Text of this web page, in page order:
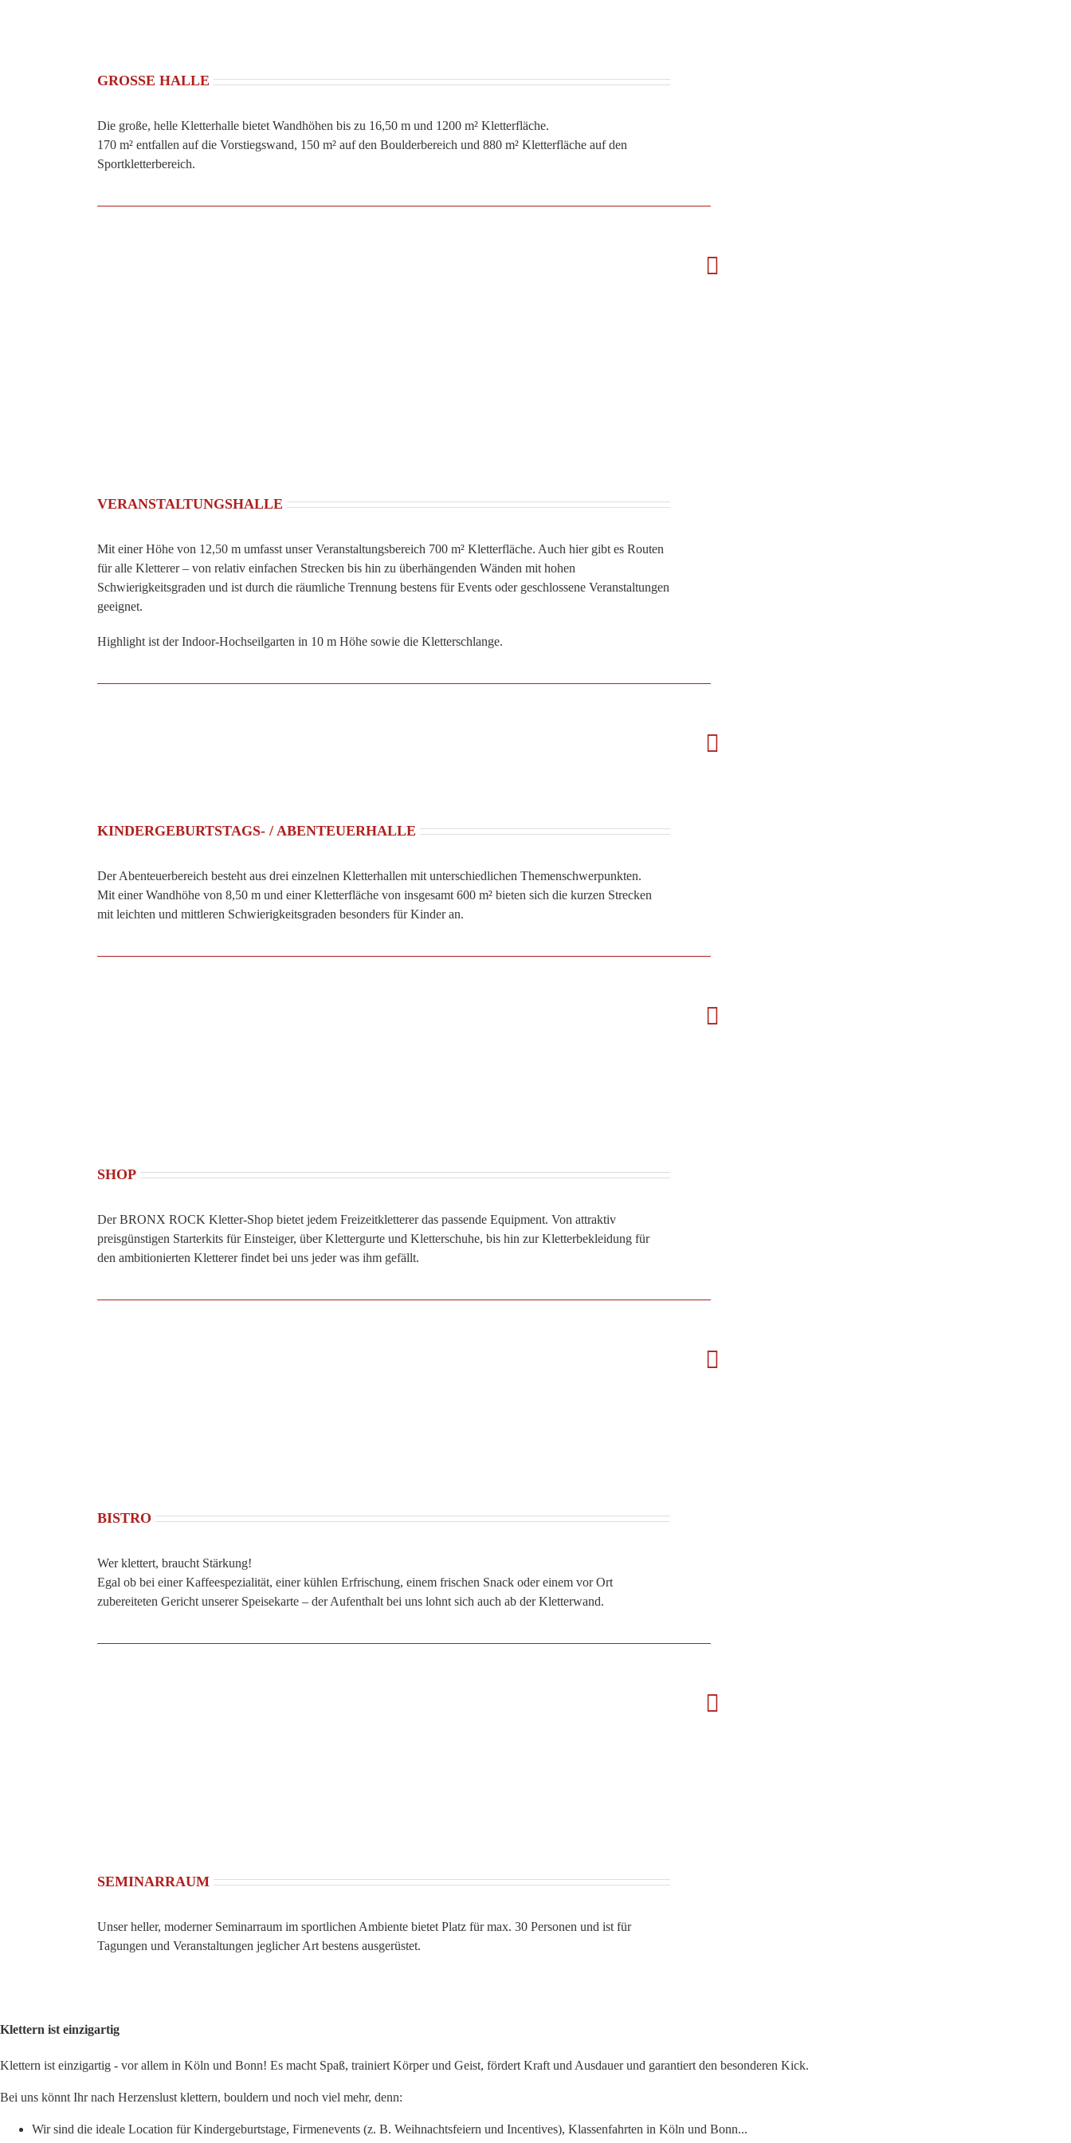
GROSSE HALLE
Die große, helle Kletterhalle bietet Wandhöhen bis zu 16,50 m und 1200 m² Kletterfläche.
170 m² entfallen auf die Vorstiegswand, 150 m² auf den Boulderbereich und 880 m² Kletterfläche auf den
Sportkletterbereich.
VERANSTALTUNGSHALLE
Mit einer Höhe von 12,50 m umfasst unser Veranstaltungsbereich 700 m² Kletterfläche. Auch hier gibt es Routen
für alle Kletterer – von relativ einfachen Strecken bis hin zu überhängenden Wänden mit hohen
Schwierigkeitsgraden und ist durch die räumliche Trennung bestens für Events oder geschlossene Veranstaltungen
geeignet.
Highlight ist der Indoor-Hochseilgarten in 10 m Höhe sowie die Kletterschlange.
KINDERGEBURTSTAGS- / ABENTEUERHALLE
Der Abenteuerbereich besteht aus drei einzelnen Kletterhallen mit unterschiedlichen Themenschwerpunkten.
Mit einer Wandhöhe von 8,50 m und einer Kletterfläche von insgesamt 600 m² bieten sich die kurzen Strecken
mit leichten und mittleren Schwierigkeitsgraden besonders für Kinder an.
SHOP
Der BRONX ROCK Kletter-Shop bietet jedem Freizeitkletterer das passende Equipment. Von attraktiv
preisgünstigen Starterkits für Einsteiger, über Klettergurte und Kletterschuhe, bis hin zur Kletterbekleidung für
den ambitionierten Kletterer findet bei uns jeder was ihm gefällt.
BISTRO
Wer klettert, braucht Stärkung!
Egal ob bei einer Kaffeespezialität, einer kühlen Erfrischung, einem frischen Snack oder einem vor Ort
zubereiteten Gericht unserer Speisekarte – der Aufenthalt bei uns lohnt sich auch ab der Kletterwand.
SEMINARRAUM
Unser heller, moderner Seminarraum im sportlichen Ambiente bietet Platz für max. 30 Personen und ist für
Tagungen und Veranstaltungen jeglicher Art bestens ausgerüstet.
Klettern ist einzigartig
Klettern ist einzigartig - vor allem in Köln und Bonn! Es macht Spaß, trainiert Körper und Geist, fördert Kraft und Ausdauer und garantiert den besonderen Kick.
Bei uns könnt Ihr nach Herzenslust klettern, bouldern und noch viel mehr, denn:
Wir sind die ideale Location für Kindergeburtstage, Firmenevents (z. B. Weihnachtsfeiern und Incentives), Klassenfahrten in Köln und Bonn...